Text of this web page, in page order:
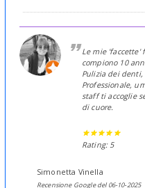
Le mie 'faccette'
compiono 10
Pulizia dei denti,
Professionale,
staff ti accoglie
di cuore.
Rating: 5
Simonetta Vinella
Recensione Google del 06-10-2025